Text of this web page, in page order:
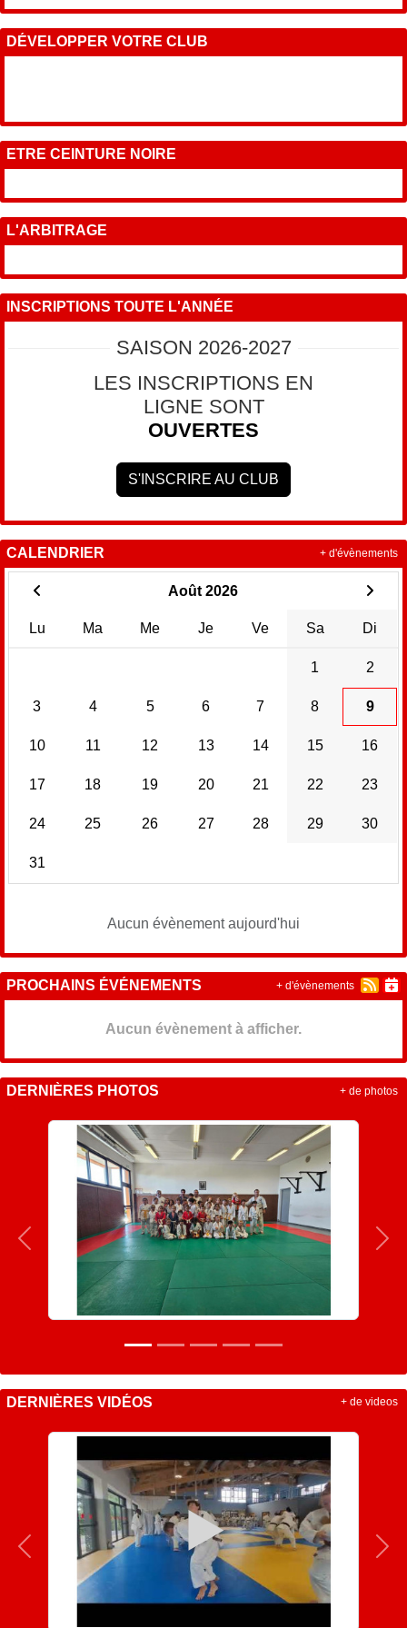
DÉVELOPPER VOTRE CLUB
ETRE CEINTURE NOIRE
L'ARBITRAGE
INSCRIPTIONS TOUTE L'ANNÉE
SAISON 2026-2027
LES INSCRIPTIONS EN
LIGNE SONT
OUVERTES
S'INSCRIRE AU CLUB
CALENDRIER
Août 2026
Lu Ma Me Je Ve Sa Di
1 2
3 4 5 6 7 8 9
10 11 12 13 14 15 16
17 18 19 20 21 22 23
24 25 26 27 28 29 30
31
Aucun évènement aujourd'hui
+ d'évènements
PROCHAINS ÉVÉNEMENTS
Aucun évènement à afficher.
+ d'évènements
DERNIÈRES PHOTOS
Précedent
+ de photos
DERNIÈRES VIDÉOS
Précedent
+ de videos